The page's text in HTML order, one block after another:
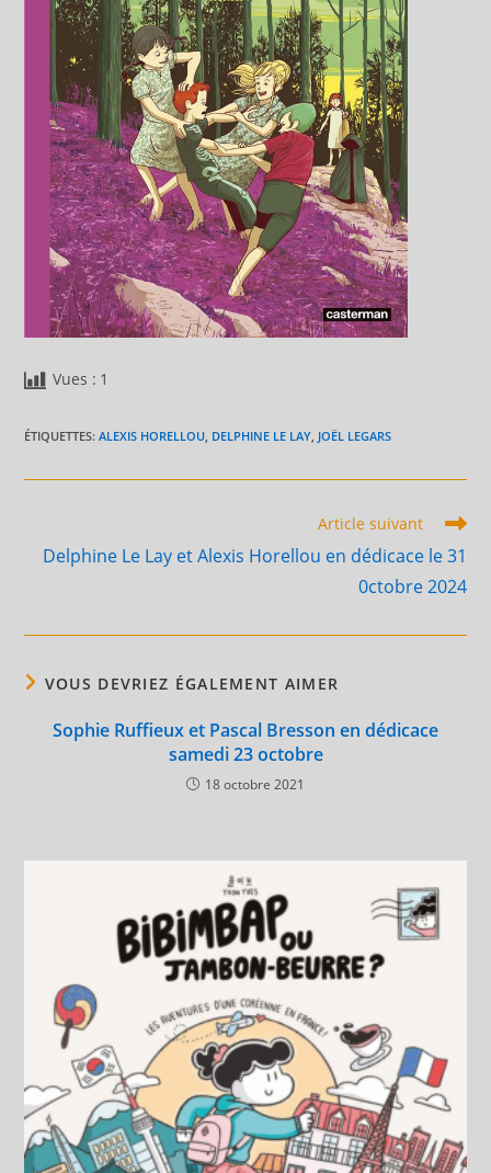
Vues : 1
ÉTIQUETTES:ALEXIS HORELLOU, DELPHINE LE LAY, JOËL LEGARS
articles
Article suivant
Delphine Le Lay et Alexis Horellou en dédicace le 31
0ctobre 2024
VOUS DEVRIEZ ÉGALEMENT AIMER
Sophie Ruffieux et Pascal Bresson en dédicace
samedi 23 octobre
18 octobre 2021